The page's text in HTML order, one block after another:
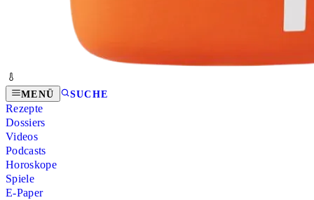
MENÜ SUCHE
Rezepte
Dossiers
Videos
Podcasts
Horoskope
Spiele
E-Paper